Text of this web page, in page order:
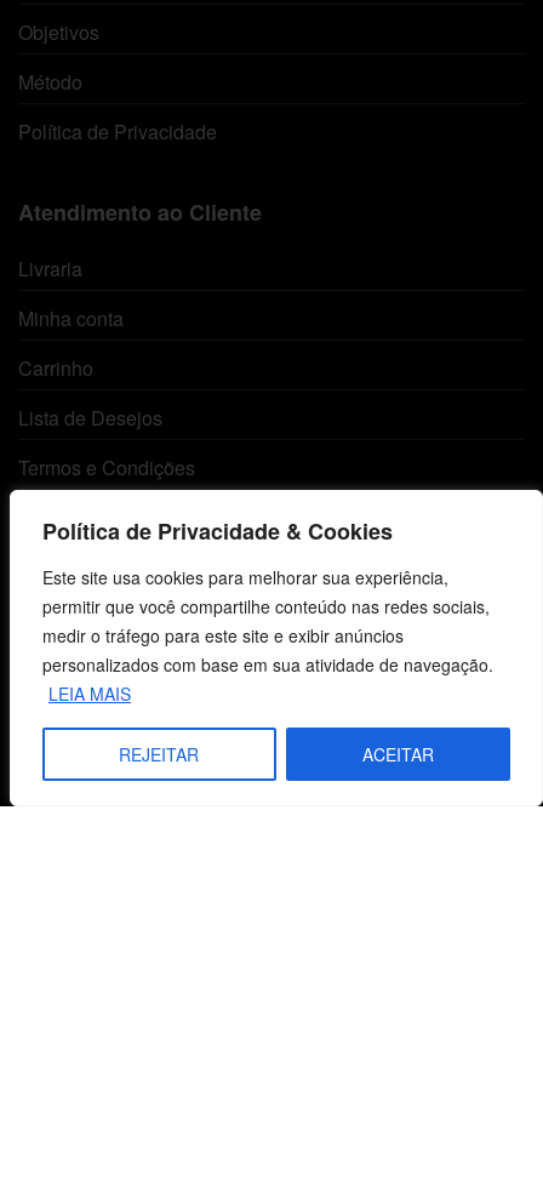
Política de Privacidade & Cookies
Este site usa cookies para melhorar sua experiência,
permitir que você compartilhe conteúdo nas redes sociais,
medir o tráfego para este site e exibir anúncios
personalizados com base em sua atividade de navegação.
LEIA MAIS
REJEITAR ACEITAR
Objetivos
Método
Política de Privacidade
Atendimento ao Cliente
Livraria
Minha conta
Carrinho
Lista de Desejos
Termos e Condições
Centro de Estudos Bíblicos
CNPJ: 29.832.607/0001-10
São Leopoldo, RS, Brasil
Fale Conosco
E-mails